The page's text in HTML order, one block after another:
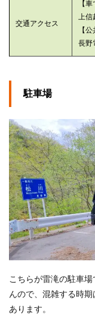
め
交通アクセス
【
上
【
長野
駐車場
こちらが雷滝の駐車
んので、混雑する時
あります。